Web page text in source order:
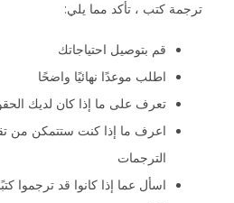
ترجمة كتب ، تأكد مما يلي:
قم بتوصيل احتياجاتك
اطلب موعدًا نهائيًا واضحًا
تعرف على ما إذا كان لديك
اعرف ما إذا كنت ستتمكن من
الترجمات
اسأل عما إذا كانوا قد ترجموا